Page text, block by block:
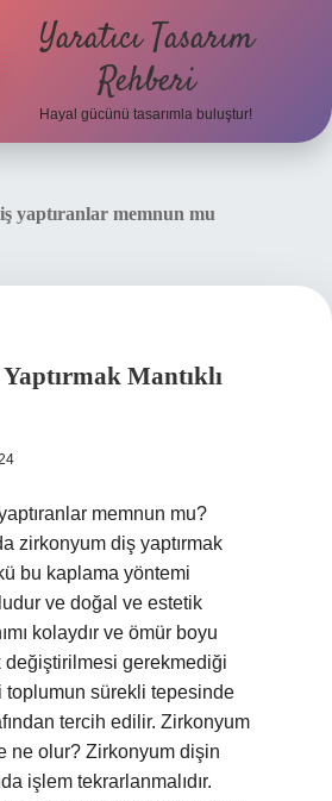
Yaratıcı Tasarım
Rehberi
Hayal gücünü tasarımla buluştur!
yaptıranlar memnun mu
Mantıklı
memnun mu?
zirkonyum diş yaptırmak
bu kaplama yöntemi
ve doğal ve estetik
kolaydır ve ömür boyu
değiştirilmesi gerekmediği
toplumun sürekli tepesinde
tercih edilir. Zirkonyum
ne olur? Zirkonyum dişin
işlem tekrarlanmalıdır.